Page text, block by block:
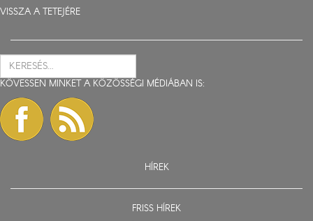
VISSZA A TETEJÉRE
KÖVESSEN MINKET A KÖZÖSSÉGI MÉDIÁBAN IS:
HÍREK
FRISS HÍREK